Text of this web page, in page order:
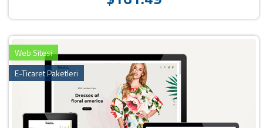
Web Sitesi
E-Ticaret Paketleri